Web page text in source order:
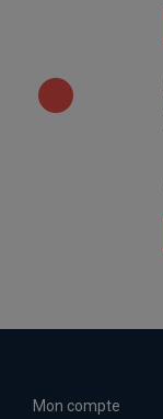
Mon compte